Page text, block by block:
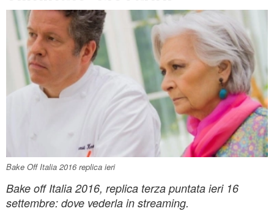
Bake Off Italia 2016 replica ieri
Bake off Italia 2016, replica terza puntata ieri 16
settembre: dove vederla in streaming.